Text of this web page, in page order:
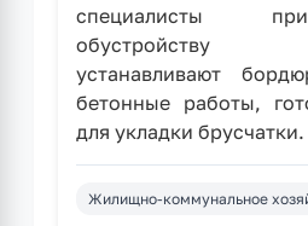
специалисты
обустройству
устанавливают
бетонные работы,
для укладки брусчатки.
Жилищно-коммунальное